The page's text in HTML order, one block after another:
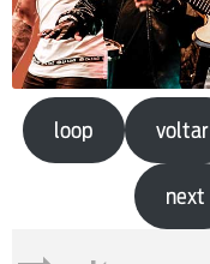
loop voltar
next